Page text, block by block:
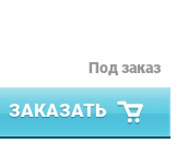
ЗАКАЗАТЬ